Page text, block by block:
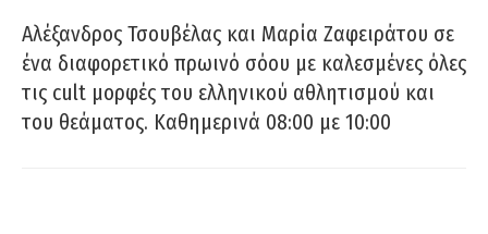
Αλέξανδρος Τσουβέλας και Μαρία Ζαφειράτου σε
ένα διαφορετικό πρωινό σόου με καλεσμένες όλες
τις cult μορφές του ελληνικού αθλητισμού και
του θεάματος. Καθημερινά 08:00 με 10:00